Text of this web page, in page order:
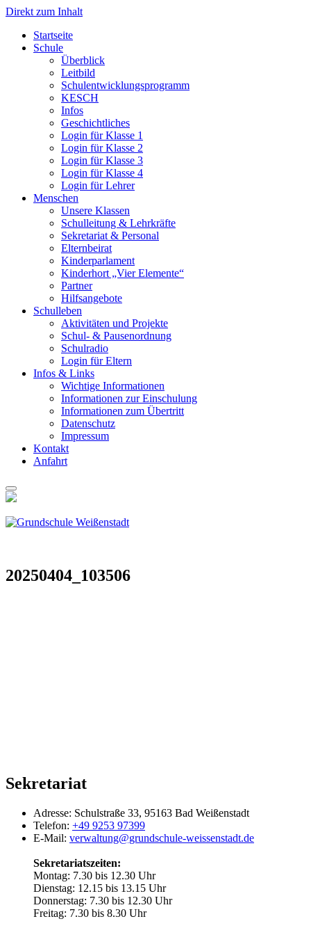
Direkt zum Inhalt
Start­sei­te
Schu­le
Über­blick
Leit­bild
Schul­ent­wick­lungs­pro­gramm
KESCH
Infos
Geschicht­li­ches
Log­in für Klas­se 1
Log­in für Klas­se 2
Log­in für Klas­se 3
Log­in für Klas­se 4
Log­in für Leh­rer
Men­schen
Unse­re Klas­sen
Schul­lei­tung & Lehr­kräf­te
Sekre­ta­ri­at & Per­so­nal
Eltern­bei­rat
Kin­der­par­la­ment
Kin­der­hort „Vier Ele­men­te“
Part­ner
Hilfs­an­ge­bo­te
Schul­le­ben
Akti­vi­tä­ten und Pro­jek­te
Schul- & Pau­sen­ord­nung
Schul­ra­dio
Log­in für Eltern
Infos & Links
Wich­ti­ge Infor­ma­tio­nen
Infor­ma­tio­nen zur Ein­schu­lung
Infor­ma­tio­nen zum Über­tritt
Daten­schutz
Impres­sum
Kon­takt
Anfahrt
20250404_103506
Sekretariat
Adresse: Schulstraße 33, 95163 Bad Weißenstadt
Telefon: +49 9253 97399
E-Mail: verwaltung@grundschule-weissenstadt.de
Sekretariatszeiten:
Montag: 7.30 bis 12.30 Uhr
Dienstag: 12.15 bis 13.15 Uhr
Donnerstag: 7.30 bis 12.30 Uhr
Freitag: 7.30 bis 8.30 Uhr